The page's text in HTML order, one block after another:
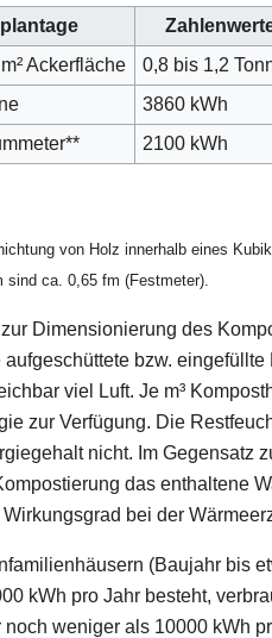
Ackerfläche
0,8 bis 1,2
3860 kWh
2100 kWh
von Holz innerhalb eines
sind ca. 0,65 fm (Festmeter).
Dimensionierung des
bzw. eingefüllte
viel Luft. Je m³
zur Verfügung. Die
nicht. Im Gegensatz
das enthaltene
bei der
(Baujahr bis
kWh pro Jahr besteht,
weniger als 10000 kWh